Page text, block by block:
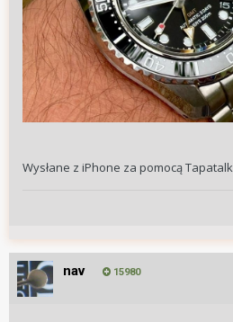
Wysłane z iPhone za pomocą Tapatalk
nav 15980